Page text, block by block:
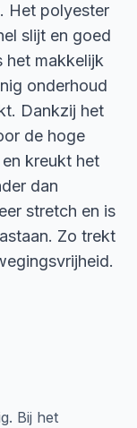
Het polyester
slijt en goed
het makkelijk
onderhoud
Dankzij het
de hoge
kreukt het
dan
stretch en is
Zo trekt
Bij het